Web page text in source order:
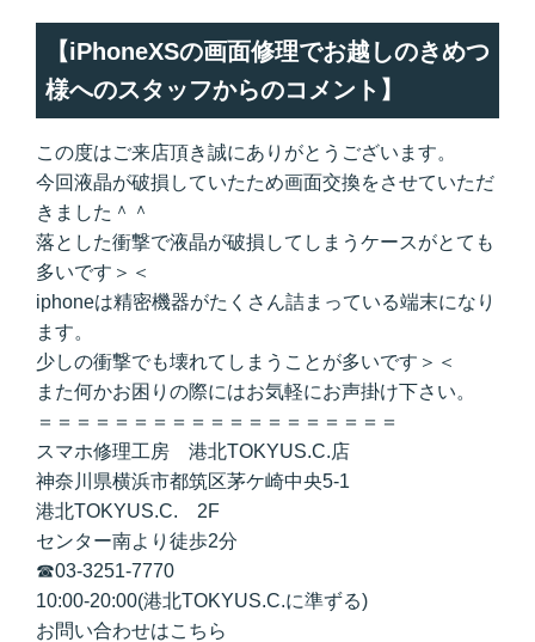
【iPhoneXSの画面修理でお越しのきめつ
様へのスタッフからのコメント】
この度はご来店頂き誠にありがとうございます。
今回液晶が破損していたため画面交換をさせていただ
きました＾＾
落とした衝撃で液晶が破損してしまうケースがとても
多いです＞＜
iphoneは精密機器がたくさん詰まっている端末になり
ます。
少しの衝撃でも壊れてしまうことが多いです＞＜
また何かお困りの際にはお気軽にお声掛け下さい。
＝＝＝＝＝＝＝＝＝＝＝＝＝＝＝＝＝＝＝
スマホ修理工房 港北TOKYUS.C.店
神奈川県横浜市都筑区茅ケ崎中央5-1
港北TOKYUS.C. 2F
センター南より徒歩2分
☎03-3251-7770
10:00-20:00(港北TOKYUS.C.に準ずる)
お問い合わせはこちら